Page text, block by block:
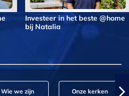
Investeer in het beste @home
bij Natalia
Wie we zijn Onze kerken